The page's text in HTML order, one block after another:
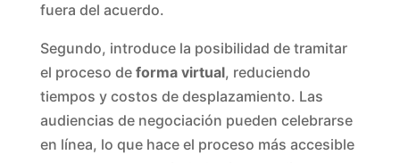
fuera del acuerdo.
Segundo, introduce la posibilidad de tramitar
el proceso de forma virtual, reduciendo
tiempos y costos de desplazamiento. Las
audiencias de negociación pueden celebrarse
en línea, lo que hace el proceso más accesible